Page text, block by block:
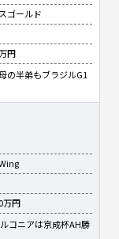
ゴールド
円
の半弟もブラジルG1
万円
コニアは京成杯AH勝